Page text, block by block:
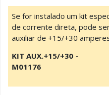
Se for instalado um kit
de corrente direta, pode
auxiliar de +15/+30
KIT AUX.+15/+30 -
M01176